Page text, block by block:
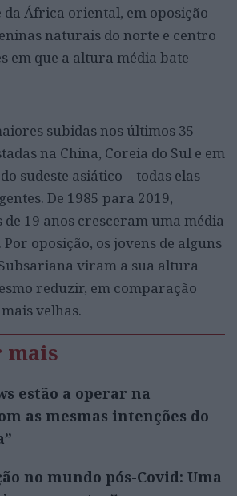
África oriental, em oposição
naturais do norte e centro
em que a altura média bate
subidas nos últimos 35
na China, Coreia do Sul e em
sudeste asiático – todas elas
De 1985 para 2019,
de 19 anos cresceram uma média
oposição, os jovens de alguns
viram a sua altura
reduzir, em comparação
velhas.
mais
estão a operar na
as mesmas intenções do
no mundo pós-Covid: Uma